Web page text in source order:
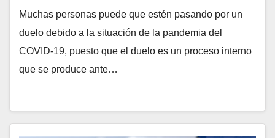
Muchas personas puede que estén pasando por un
duelo debido a la situación de la pandemia del
COVID-19, puesto que el duelo es un proceso interno
que se produce ante…